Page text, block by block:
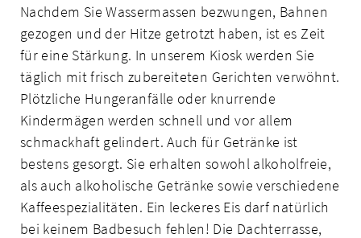
Nachdem Sie Wassermassen bezwungen, Bahnen
gezogen und der Hitze getrotzt haben, ist es Zeit
für eine Stärkung. In unserem Kiosk werden Sie
täglich mit frisch zubereiteten Gerichten verwöhnt.
Plötzliche Hungeranfälle oder knurrende
Kindermägen werden schnell und vor allem
schmackhaft gelindert. Auch für Getränke ist
bestens gesorgt. Sie erhalten sowohl alkoholfreie,
als auch alkoholische Getränke sowie verschiedene
Kaffeespezialitäten. Ein leckeres Eis darf natürlich
bei keinem Badbesuch fehlen! Die Dachterrasse,